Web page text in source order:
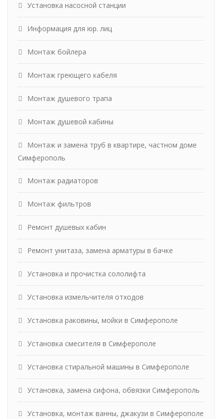
Установка насосной станции
Информация для юр. лиц
Монтаж бойлера
Монтаж греющего кабеля
Монтаж душевого трапа
Монтаж душевой кабины
Монтаж и замена труб в квартире, частном доме
Симферополь
Монтаж радиаторов
Монтаж фильтров
Ремонт душевых кабин
Ремонт унитаза, замена арматуры в бачке
Установка и прочистка сололифта
Установка измельчителя отходов
Установка раковины, мойки в Симферополе
Установка смесителя в Симферополе
Установка стиральной машины в Симферополе
Установка, замена сифона, обвязки Симферополь
Установка, монтаж ванны, джакузи в Симферополе